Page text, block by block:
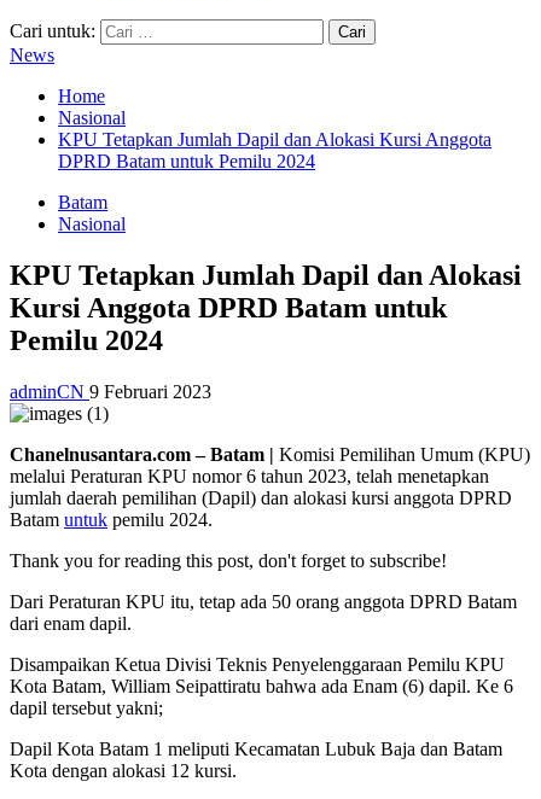
Cari untuk:
News
Home
Nasional
KPU Tetapkan Jumlah Dapil dan Alokasi Kursi Anggota
DPRD Batam untuk Pemilu 2024
Batam
Nasional
KPU Tetapkan Jumlah Dapil dan Alokasi
Kursi Anggota DPRD Batam untuk
Pemilu 2024
adminCN 9 Februari 2023
Chanelnusantara.com – Batam | Komisi Pemilihan Umum (KPU)
melalui Peraturan KPU nomor 6 tahun 2023, telah menetapkan
jumlah daerah pemilihan (Dapil) dan alokasi kursi anggota DPRD
Batam untuk pemilu 2024.
Thank you for reading this post, don't forget to subscribe!
Dari Peraturan KPU itu, tetap ada 50 orang anggota DPRD Batam
dari enam dapil.
Disampaikan Ketua Divisi Teknis Penyelenggaraan Pemilu KPU
Kota Batam, William Seipattiratu bahwa ada Enam (6) dapil. Ke 6
dapil tersebut yakni;
Dapil Kota Batam 1 meliputi Kecamatan Lubuk Baja dan Batam
Kota dengan alokasi 12 kursi.